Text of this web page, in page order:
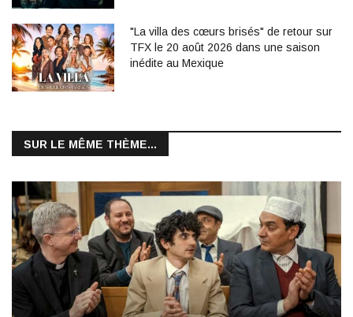
"La villa des cœurs brisés" de retour sur
TFX le 20 août 2026 dans une saison
inédite au Mexique
SUR LE MÊME THÈME...